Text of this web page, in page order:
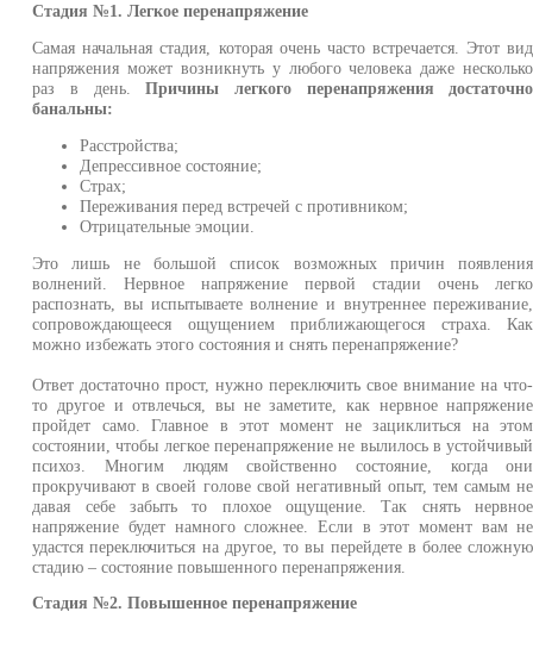
Стадия №1. Легкое перенапряжение
Самая начальная стадия, которая очень часто встречается. Этот вид
напряжения может возникнуть у любого человека даже несколько
раз в день.Причины легкого перенапряжения достаточно
банальны:
Расстройства;
Депрессивное состояние;
Страх;
Переживания перед встречей с противником;
Отрицательные эмоции.
Это лишь не большой список возможных причин появления
волнений. Нервное напряжение первой стадии очень легко
распознать, вы испытываете волнение и внутреннее переживание,
сопровождающееся ощущением приближающегося страха. Как
можно избежать этого состояния и снять перенапряжение?
Ответ достаточно прост, нужно переключить свое внимание на что-
то другое и отвлечься, вы не заметите, как нервное напряжение
пройдет само. Главное в этот момент не зациклиться на этом
состоянии, чтобы легкое перенапряжение не вылилось в устойчивый
психоз. Многим людям свойственно состояние, когда они
прокручивают в своей голове свой негативный опыт, тем самым не
давая себе забыть то плохое ощущение. Так снять нервное
напряжение будет намного сложнее. Если в этот момент вам не
удастся переключиться на другое, то вы перейдете в более сложную
стадию – состояние повышенного перенапряжения.
Стадия №2. Повышенное перенапряжение